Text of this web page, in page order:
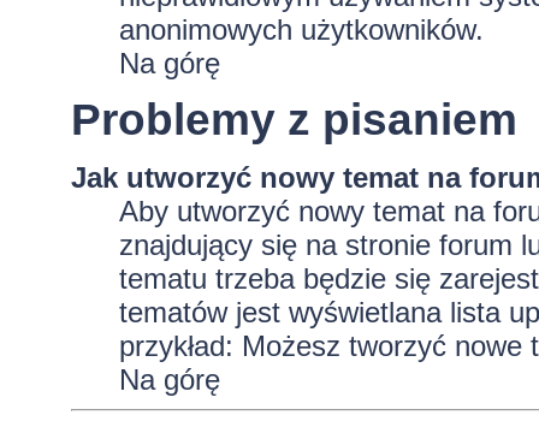
anonimowych użytkowników.
Na górę
Problemy z pisaniem
Jak utworzyć nowy temat na
Aby utworzyć nowy temat na
znajdujący się na stronie forum
tematu trzeba będzie się
tematów jest wyświetlana lista
przykład: Możesz tworzyć nowe
Na górę